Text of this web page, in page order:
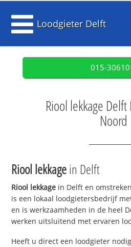
Loodgieter Delft
015-
Riool lekkage
Noord
Riool lekkagein Delft
Riool lekkage in Delft en
is een lokaal loodgietersbedrijf
en is werkzaamheden in de heel
werken uitsluitend met ervaren
Heeft u direct een loodgieter